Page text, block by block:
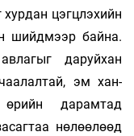
цэгцлэхийн
шийдмээр байна.
даруйхан
эм хан­
дарамтад
нөлөөлөөд